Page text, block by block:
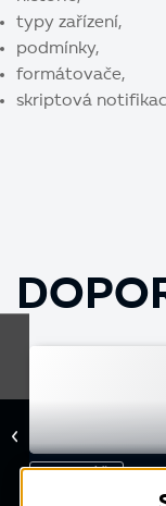
typy zařízení,
podmínky,
formátovače,
skriptová